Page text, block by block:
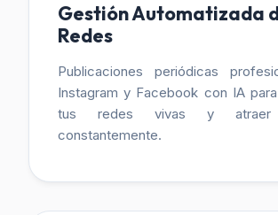
Gestión Automatizada
Redes
Publicaciones periódicas
Instagram y Facebook con IA
tus redes vivas y atraer
constantemente.